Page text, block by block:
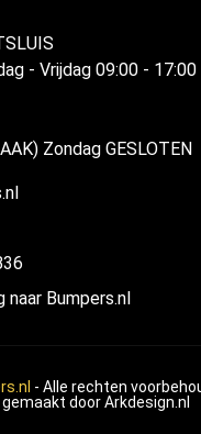
- Vrijdag 09:00 - 17:00
Zondag GESLOTEN
naar Bumpers.nl
- Alle rechten
doorArkdesign.nl